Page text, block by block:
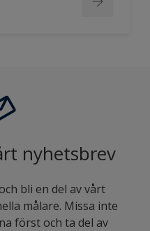
nyhetsbrev
bli en del av vårt
målare. Missa inte
först och ta del av